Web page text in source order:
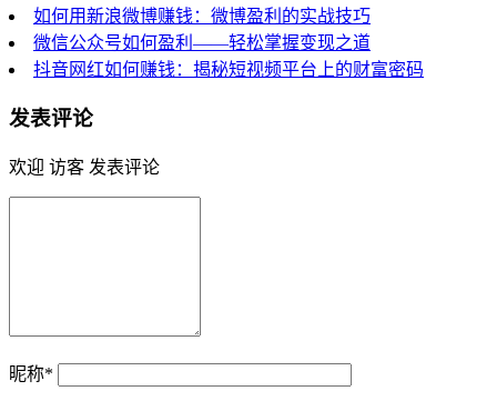
如何用新浪微博赚钱：微博盈利的实战技巧
微信公众号如何盈利——轻松掌握变现之道
抖音网红如何赚钱：揭秘短视频平台上的财富密码
发表评论
欢迎 访客 发表评论
昵称*